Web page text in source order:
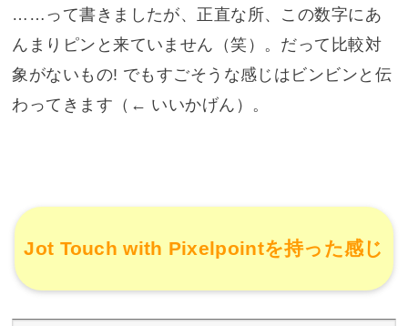
……って書きましたが、正直な所、この数字にあ
んまりピンと来ていません（笑）。だって比較対
象がないもの! でもすごそうな感じはビンビンと伝
わってきます（← いいかげん）。
Jot Touch with Pixelpointを持った感じ